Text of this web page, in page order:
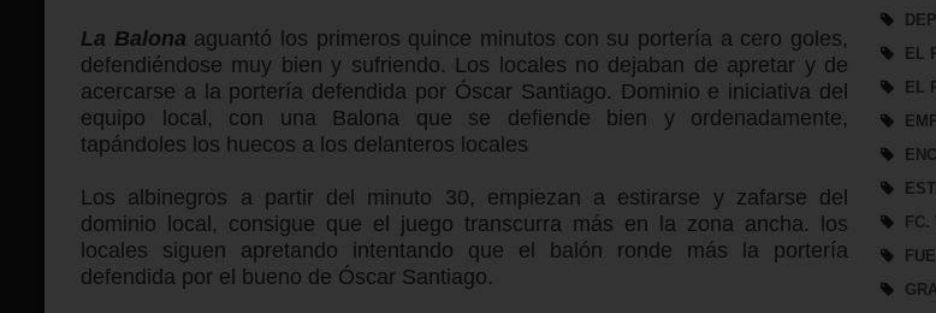
EL
EL
La Balona aguantó los primeros quince minutos con su portería a cero goles,
defendiéndose muy bien y sufriendo. Los locales no dejaban de apretar y de
acercarse a la portería defendida por Óscar Santiago. Dominio e iniciativa del
equipo local, con una Balona que se defiende bien y ordenadamente,
tapándoles los huecos a los delanteros locales
Los albinegros a partir del minuto 30, empiezan a estirarse y zafarse del
dominio local, consigue que el juego transcurra más en la zona ancha. los
locales siguen apretando intentando que el balón ronde más la portería
defendida por el bueno de Óscar Santiago.